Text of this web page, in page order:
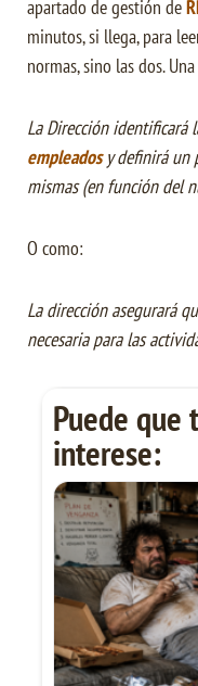
apartado de gestión de
minutos, si llega, para
normas, sino las dos.
La Dirección identificará
empleadosy definirá un
mismas (en función del
O como:
La dirección asegurará
necesaria para las
Puede que
interese: